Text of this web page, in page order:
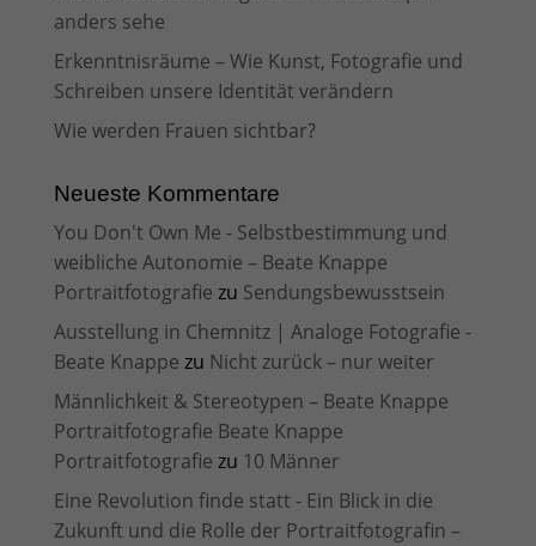
anders sehe
Erkenntnisräume – Wie Kunst, Fotografie und
Schreiben unsere Identität verändern
Wie werden Frauen sichtbar?
Neueste Kommentare
You Don't Own Me - Selbstbestimmung und
weibliche Autonomie – Beate Knappe
Portraitfotografie zu Sendungsbewusstsein
Ausstellung in Chemnitz | Analoge Fotografie -
Beate Knappe zu Nicht zurück – nur weiter
Männlichkeit & Stereotypen – Beate Knappe
Portraitfotografie Beate Knappe
Portraitfotografie zu 10 Männer
Eine Revolution finde statt - Ein Blick in die
Zukunft und die Rolle der Portraitfotografin –